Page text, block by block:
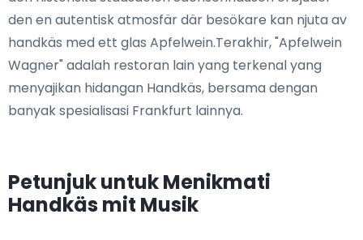
den en autentisk atmosfär där besökare kan njuta av
handkäs med ett glas Apfelwein.Terakhir, "Apfelwein
Wagner" adalah restoran lain yang terkenal yang
menyajikan hidangan Handkäs, bersama dengan
banyak spesialisasi Frankfurt lainnya.
Petunjuk untuk Menikmati
Handkäs mit Musik